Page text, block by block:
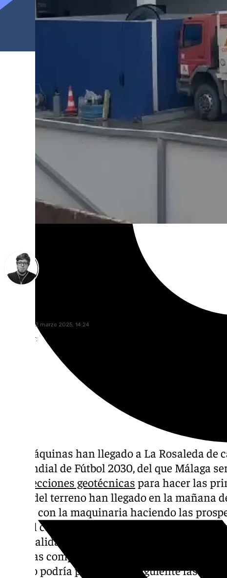
miércoles, 12 marzo 2025, 14:24
Compartir:
Las máquinas han llegado a La Rosaleda
el Mundial de Fútbol 2030, del que Málaga
prospecciones geotécnicas para hacer las
suelo del terreno han llegado en la mañana
ruidos con la maquinaria haciendo las
cara al calendario de trabajos para que la
una realidad con el estadio ampliado y
de estas comprobaciones de suelo es de tres
verano podría pasarse a la siguiente fase.